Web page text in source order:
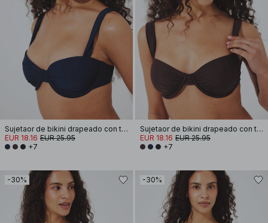
Sujetaor de bikini drapeado con tirantes anchos
EUR 18.16 EUR 25.95
+7
Sujetaor de bikini drapeado con tirantes anchos
EUR 18.16 EUR 25.95
+7
-30% -30%